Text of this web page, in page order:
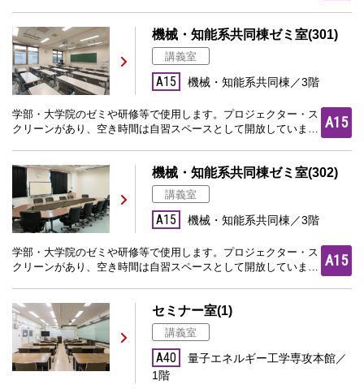
機械・知能系共同棟ゼミ室(301)
講義室
A15 機械・知能系共同棟／3階
学部・大学院のゼミや研修等で使用します。プロジェクター・ス
クリーンがあり、空き時間は自習スペースとして開放していま
A15
機械・知能系共同棟ゼミ室(302)
講義室
A15 機械・知能系共同棟／3階
学部・大学院のゼミや研修等で使用します。プロジェクター・ス
クリーンがあり、空き時間は自習スペースとして開放していま
A15
セミナー室(1)
講義室
A40
量子エネルギー工学専攻本館／
1階